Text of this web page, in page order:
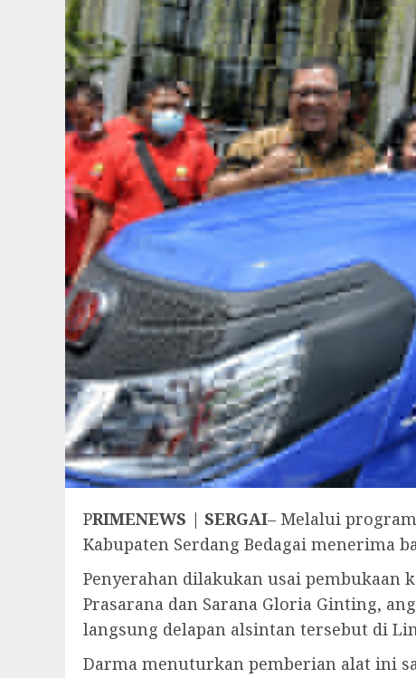
PRIMENEWS | SERGAI– Melalui
Kabupaten Serdang Bedagai menerima
Penyerahan dilakukan usai pembukaan
Prasarana dan Sarana Gloria Ginting,
langsung delapan alsintan tersebut di
Darma menuturkan pemberian alat ini